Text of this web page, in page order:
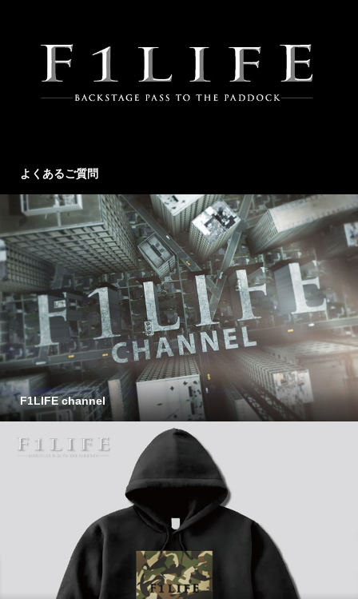
よくあるご質問
F1LIFE channel